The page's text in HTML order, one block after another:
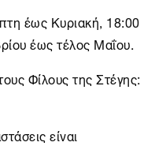
έως Κυριακή, 18:00
έως τέλος Μαΐου.
Φίλους της Στέγης:
είναι